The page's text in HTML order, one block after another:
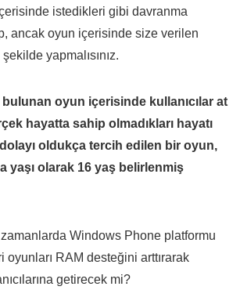
istedikleri gibi davranma
ancak oyun içerisinde size verilen
yapmalısınız.
bulunan oyun içerisinde kullanıcılar at
hayatta sahip olmadıkları hayatı
oldukça tercih edilen bir oyun,
yaşı olarak 16 yaş belirlenmiş
Windows Phone platformu
oyunları RAM desteğini arttırarak
getirecek mi?